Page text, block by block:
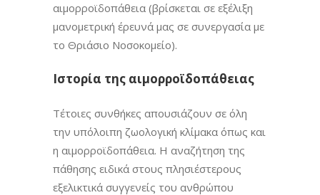
αιμορροϊδοπάθεια (βρίσκεται σε εξέλιξη
μανομετρική έρευνά μας σε συνεργασία με
το Θριάσιο Νοσοκομείο).
Ιστορία της αιμορροϊδοπάθειας
Τέτοιες συνθήκες απουσιάζουν σε όλη
την υπόλοιπη ζωολογική κλίμακα όπως και
η αιμορροϊδοπάθεια. Η αναζήτηση της
πάθησης ειδικά στους πλησιέστερους
εξελικτικά συγγενείς του ανθρώπου